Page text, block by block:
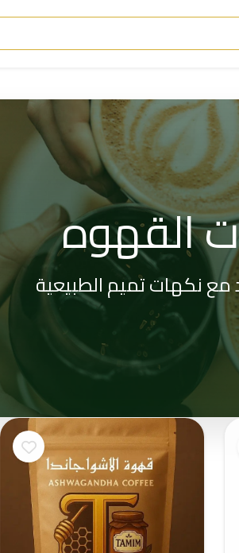
القهوه
مع نكهات تميم الطبيعية